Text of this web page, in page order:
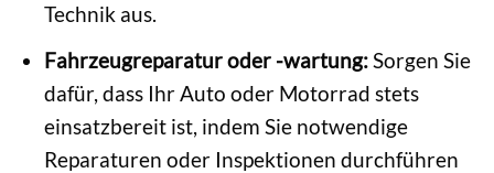
Technik aus.
Fahrzeugreparatur oder -wartung:Sorgen Sie
dafür, dass Ihr Auto oder Motorrad stets
einsatzbereit ist, indem Sie notwendige
Reparaturen oder Inspektionen durchführen